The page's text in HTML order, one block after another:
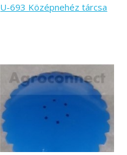
U-693 Középnehéz tárcsa